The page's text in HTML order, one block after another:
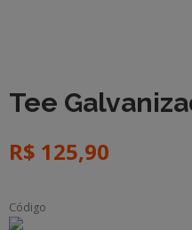
Tee
R$ 125,90
Código